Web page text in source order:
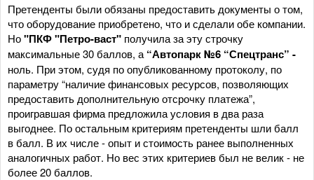
Претенденты были обязаны предоставить документы о том,
что оборудование приобретено, что и сделали обе компании.
Но"ПКФ "Петро-васт" получила за эту строчку
максимальные 30 баллов, а “Автопарк №6 “Спецтранс” -
ноль. При этом, судя по опубликованному протоколу, по
параметру “наличие финансовых ресурсов, позволяющих
предоставить дополнительную отсрочку платежа”,
проигравшая фирма предложила условия в два раза
выгоднее. По остальным критериям претенденты шли балл
в балл. В их числе - опыт и стоимость ранее выполненных
аналогичных работ. Но вес этих критериев был не велик - не
более 20 баллов.